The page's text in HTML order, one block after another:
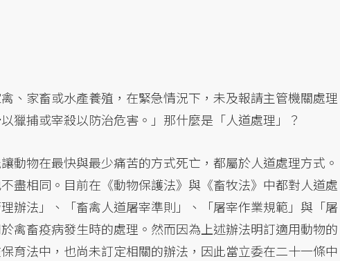
、家畜或水產養殖，在緊急情況下，未及報請主管機關處理
獵捕或宰殺以防治危害。」那什麼是「人道處理」？
動物在最快與最少痛苦的方式死亡，都屬於人道處理方式。
盡相同。目前在《動物保護法》與《畜牧法》中都對人道處
辦法」、「畜禽人道屠宰準則」、「屠宰作業規範」與「屠
禽畜疫病發生時的處理。然而因為上述辦法明訂適用動物的
育法中，也尚未訂定相關的辦法，因此當立委在二十一條中